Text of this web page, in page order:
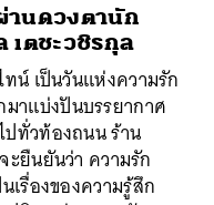
านดวงตานัก
เตชะวชิรกุล
น์ เป็นวันแห่งความรัก
าแบ่งปันบรรยากาศ
ทั่วท้องถนน ร้าน
ยืนยันว่า ความรัก
เรื่องของความรู้สึก